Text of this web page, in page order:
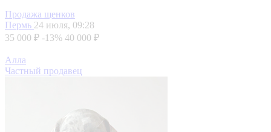
Продажа щенков
Пермь 24 июля, 09:28
35 000 ₽ -13% 40 000 ₽
Алла
Частный продавец